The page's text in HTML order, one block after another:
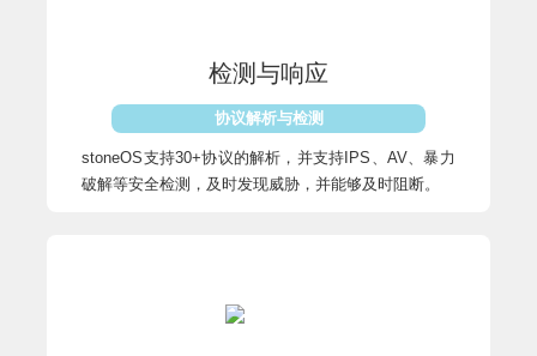
检测与响应
协议解析与检测
stoneOS支持30+协议的解析，并支持IPS、AV、暴力
破解等安全检测，及时发现威胁，并能够及时阻断。